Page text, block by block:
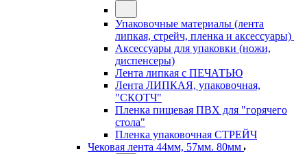
Упаковочные материалы (лента
липкая, стрейч, пленка и аксессуары)
Аксессуары для упаковки (ножи,
диспенсеры)
Лента липкая с ПЕЧАТЬЮ
Лента ЛИПКАЯ, упаковочная,
"СКОТЧ"
Пленка пищевая ПВХ для "горячего
стола"
Пленка упаковочная СТРЕЙЧ
Чековая лента 44мм, 57мм. 80мм